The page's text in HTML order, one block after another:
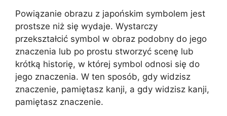
Powiązanie obrazu z japońskim symbolem jest
prostsze niż się wydaje. Wystarczy
przekształcić symbol w obraz podobny do jego
znaczenia lub po prostu stworzyć scenę lub
krótką historię, w której symbol odnosi się do
jego znaczenia. W ten sposób, gdy widzisz
znaczenie, pamiętasz kanji, a gdy widzisz kanji,
pamiętasz znaczenie.